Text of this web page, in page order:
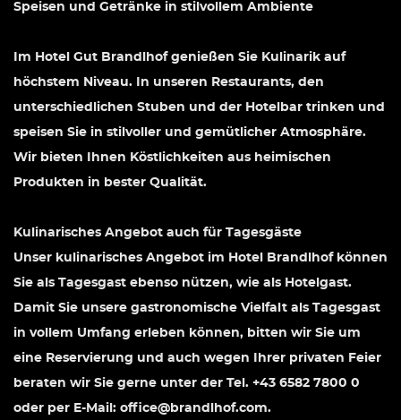
Speisen und Getränke in stilvollem Ambiente
Im Hotel Gut Brandlhof genießen Sie Kulinarik auf
höchstem Niveau. In unseren Restaurants, den
unterschiedlichen Stuben und der Hotelbar trinken und
speisen Sie in stilvoller und gemütlicher Atmosphäre.
Wir bieten Ihnen Köstlichkeiten aus heimischen
Produkten in bester Qualität.
Kulinarisches Angebot auch für Tagesgäste
Unser kulinarisches Angebot im Hotel Brandlhof können
Sie als Tagesgast ebenso nützen, wie als Hotelgast.
Damit Sie unsere gastronomische Vielfalt als Tagesgast
in vollem Umfang erleben können, bitten wir Sie um
eine Reservierung und auch wegen Ihrer privaten Feier
beraten wir Sie gerne unter der Tel. +43 6582 7800 0
oder per E-Mail: office@brandlhof.com.